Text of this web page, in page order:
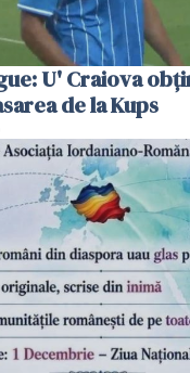
U' Craiova
de la Kups